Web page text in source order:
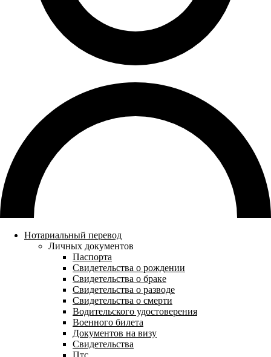
Нотариальный перевод
Личных документов
Паспорта
Свидетельства о рождении
Свидетельства о браке
Свидетельства о разводе
Свидетельства о смерти
Водительского удостоверения
Военного билета
Документов на визу
Свидетельства
Птс